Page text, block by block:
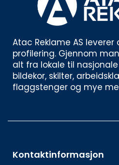
Atac Reklame AS
profilering. Gjennom
alt fra lokale til
bildekor, skilter,
flaggstenger og mye
Kontaktinformasjon